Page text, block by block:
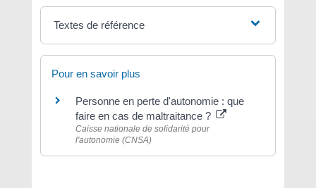
Textes de référence
Pour en savoir plus
Personne en perte d'autonomie : que
faire en cas de maltraitance ?
Caisse nationale de solidarité pour
l'autonomie (CNSA)